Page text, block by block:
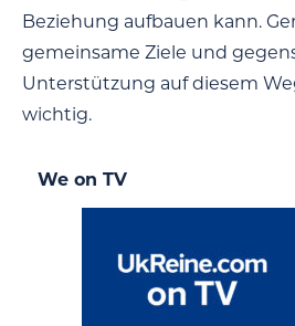
Beziehung aufbauen kann.
gemeinsame Ziele und
Unterstützung auf diesem
wichtig.
We on TV